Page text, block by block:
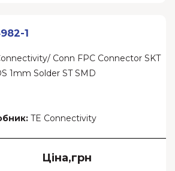
1
Conn FPC Connector SKT
1mm Solder ST SMD
TE Connectivity
Ціна,грн